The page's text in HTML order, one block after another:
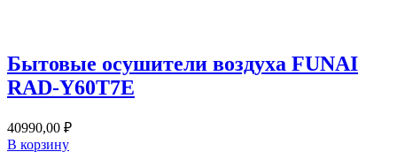
Бытовые осушители воздуха FUNAI
RAD-Y60T7E
40990,00 ₽
В корзину